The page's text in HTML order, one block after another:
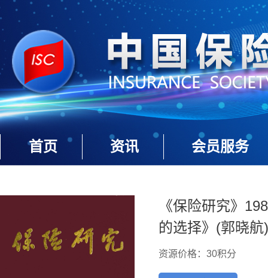
首页 资讯 会员服务
《保险研究》
的选择》(郭晓航)
资源价格：30积分